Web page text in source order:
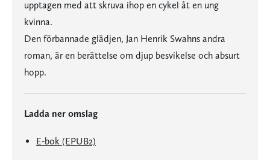
upptagen med att skruva ihop en cykel åt en ung
kvinna.
Den förbannade glädjen, Jan Henrik Swahns andra
roman, är en berättelse om djup besvikelse och absurt
hopp.
Ladda ner omslag
E-bok (EPUB2)